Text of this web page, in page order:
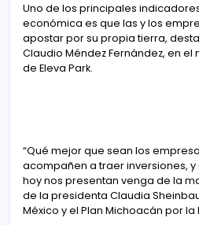
Uno de los principales
económica es que las y los
apostar por su propia tierra,
Claudio Méndez Fernández, en
de Eleva Park.
“Qué mejor que sean los
acompañen a traer inversiones,
hoy nos presentan venga de la
de la presidenta Claudia
México y el Plan Michoacán por la